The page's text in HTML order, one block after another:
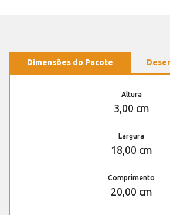
Dimensões do Pacote
Altura
3,00 cm
Largura
18,00 cm
Comprimento
20,00 cm